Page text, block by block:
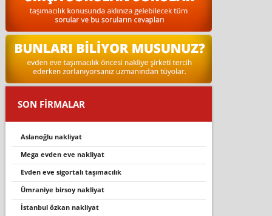
SON FİRMALAR
aslanoğlu nakliyat
mega evden eve nakli̇yat
evden eve sigortalı taşımacılık
ümraniye birsoy nakliyat
i̇stanbul özkan nakliyat